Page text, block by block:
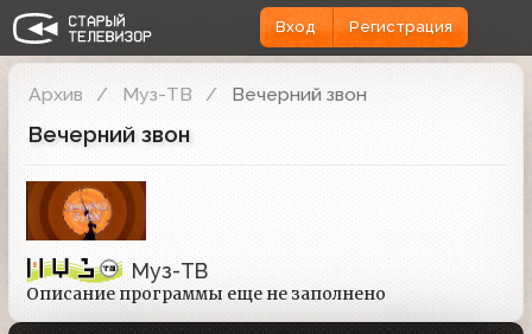
Вход Регистрация
Архив Муз-ТВ Вечерний звон
Вечерний звон
Муз-ТВ
Описание программы еще не заполнено